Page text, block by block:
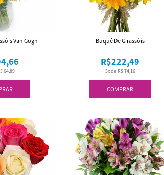
64,89
Van Gogh
COMPRAR
3x de R$ 74,16
R$222,49
Buquê De Girassóis